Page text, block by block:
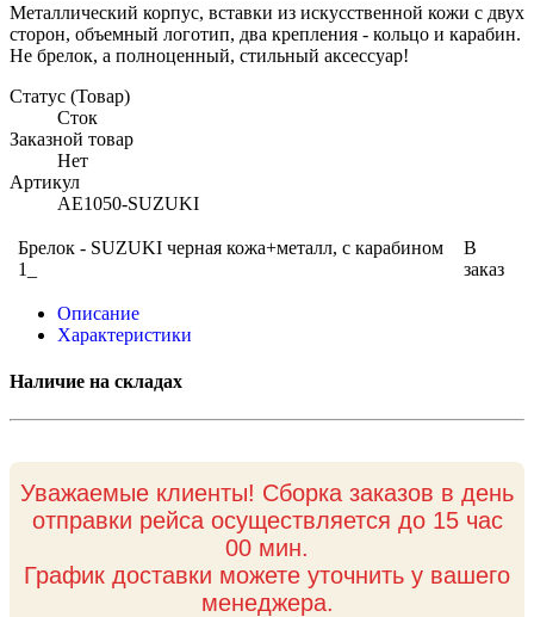
Металлический корпус, вставки из искусственной кожи с двух
сторон, объемный логотип, два крепления - кольцо и карабин.
Не брелок, а полноценный, стильный аксессуар!
Статус (Товар)
Сток
Заказной товар
Нет
Артикул
AE1050-SUZUKI
Брелок - SUZUKI черная кожа+металл, с карабином
1_
В
заказ
Описание
Характеристики
Наличие на складах
Уважаемые клиенты! Сборка заказов в день
отправки рейса осуществляется до 15 час
00 мин.
График доставки можете уточнить у вашего
менеджера.